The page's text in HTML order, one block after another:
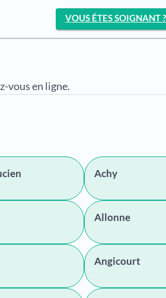
VOUS ÊTES SOIGNANT ?
vous en ligne.
Achy
Allonne
Angicourt